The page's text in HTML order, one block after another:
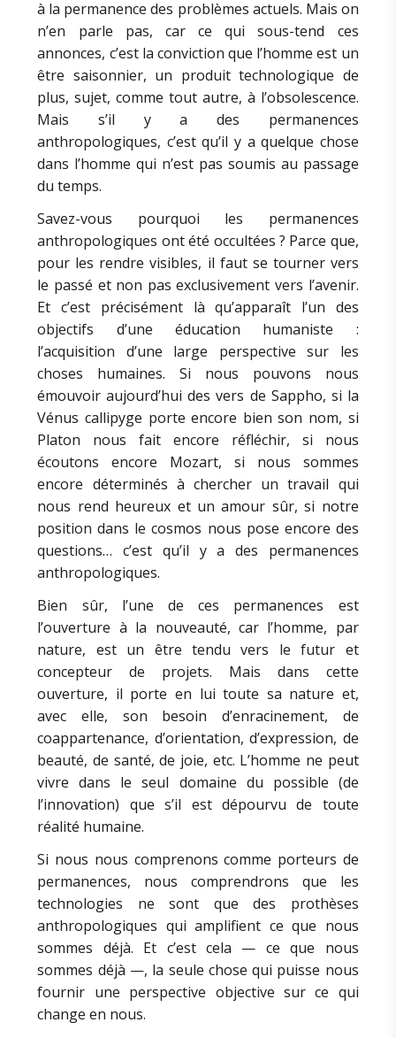
à la permanence des problèmes actuels. Mais on
n’en parle pas, car ce qui sous-tend ces
annonces, c’est la conviction que l’homme est un
être saisonnier, un produit technologique de
plus, sujet, comme tout autre, à l’obsolescence.
Mais s’il y a des permanences
anthropologiques, c’est qu’il y a quelque chose
dans l’homme qui n’est pas soumis au passage
du temps.
Savez-vous pourquoi les permanences
anthropologiques ont été occultées ? Parce que,
pour les rendre visibles, il faut se tourner vers
le passé et non pas exclusivement vers l’avenir.
Et c’est précisément là qu’apparaît l’un des
objectifs d’une éducation humaniste :
l’acquisition d’une large perspective sur les
choses humaines. Si nous pouvons nous
émouvoir aujourd’hui des vers de Sappho, si la
Vénus callipyge porte encore bien son nom, si
Platon nous fait encore réfléchir, si nous
écoutons encore Mozart, si nous sommes
encore déterminés à chercher un travail qui
nous rend heureux et un amour sûr, si notre
position dans le cosmos nous pose encore des
questions… c’est qu’il y a des permanences
anthropologiques.
Bien sûr, l’une de ces permanences est
l’ouverture à la nouveauté, car l’homme, par
nature, est un être tendu vers le futur et
concepteur de projets. Mais dans cette
ouverture, il porte en lui toute sa nature et,
avec elle, son besoin d’enracinement, de
coappartenance, d’orientation, d’expression, de
beauté, de santé, de joie, etc. L’homme ne peut
vivre dans le seul domaine du possible (de
l’innovation) que s’il est dépourvu de toute
réalité humaine.
Si nous nous comprenons comme porteurs de
permanences, nous comprendrons que les
technologies ne sont que des prothèses
anthropologiques qui amplifient ce que nous
sommes déjà. Et c’est cela — ce que nous
sommes déjà —, la seule chose qui puisse nous
fournir une perspective objective sur ce qui
change en nous.